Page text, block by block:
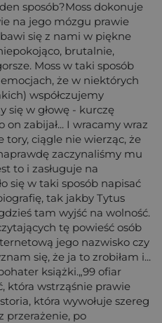
sposób?Moss dokonuje
na jego mózgu prawie
się z nami w piękne
brutalnie,
Moss w taki sposób
że w niektórych
współczujemy
się w głowę - kurczę
on zabijał... I wracamy wraz
tory, ciągle nie wierząc, że
zaczynaliśmy mu
to i zasługuje na
się w taki sposób napisać
tak jakby Tytus
tam wyjść na wolność.
tę powieść osób
jego nazwisko czy
się, że ja to zrobiłam i...
książki.„99 ofiar
która wstrząśnie prawie
która wywołuje szereg
przerażenie, po